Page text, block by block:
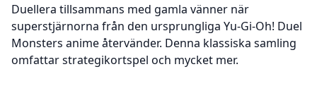
Duellera tillsammans med gamla vänner när
superstjärnorna från den ursprungliga Yu-Gi-Oh! Duel
Monsters anime återvänder. Denna klassiska samling
omfattar strategikortspel och mycket mer.